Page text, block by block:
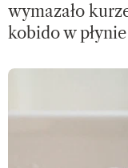
wymazało
kobido w płynie